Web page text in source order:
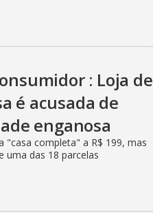
: Loja de
é acusada de
enganosa
"casa completa" a R$ 199, mas
uma das 18 parcelas